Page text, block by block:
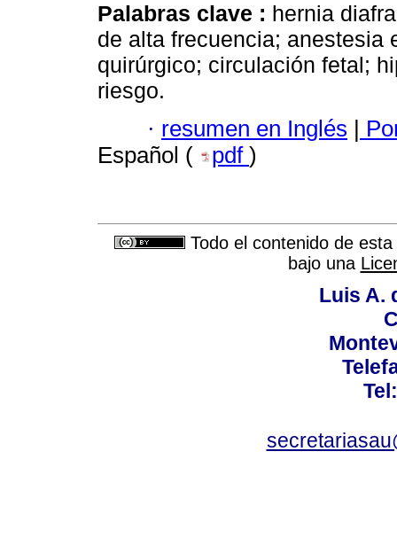
Palabras clave : hernia
de alta frecuencia; anestesia
quirúrgico; circulación fetal;
riesgo.
· resumen en Inglés |
Español (
pdf )
Todo el contenido de
bajo una
Luis A.